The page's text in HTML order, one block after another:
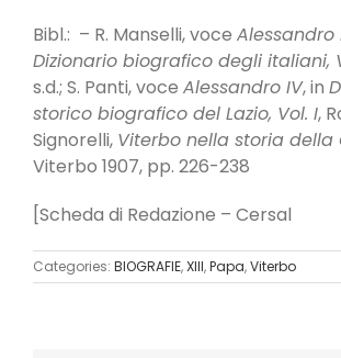
Bibl.: – R. Manselli, voce Alessandro
Dizionario biografico degli italiani,
s.d.; S. Panti, voce Alessandro IV, in
storico biografico del Lazio, Vol. I,
Signorelli, Viterbo nella storia della
Viterbo 1907, pp. 226-238
[Scheda di Redazione – Cersal
Categories: BIOGRAFIE,XIII,Papa,Viterbo